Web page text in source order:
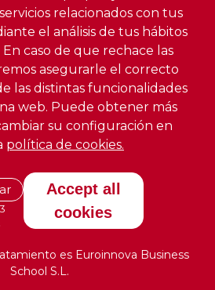
relacionados con tus
el análisis de tus hábitos
caso de que rechace las
asegurarle el correcto
las distintas funcionalidades
web. Puede obtener más
su configuración en
política de cookies.
Accept all
cookies
es Euroinnova Business
School S.L.